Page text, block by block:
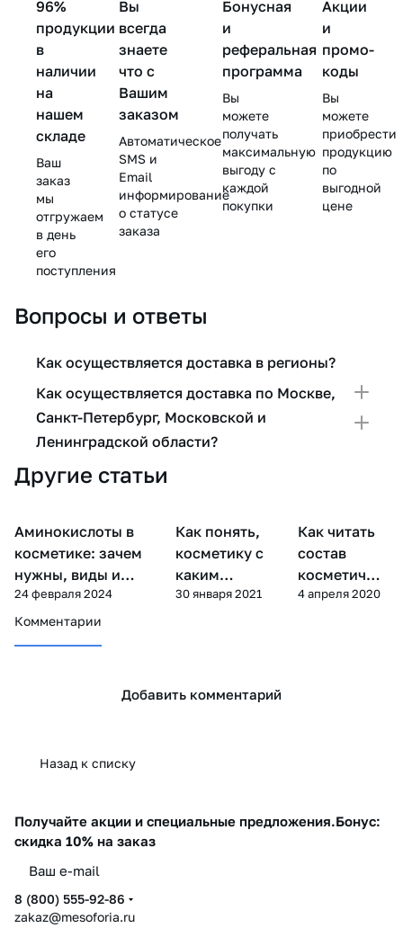
мл
Masks,
- 25 гр
Masks,
- 25
гр
96%
продукции
в
наличии
на
нашем
складе
Ваш
заказ
мы
отгружаем
в день
его
поступления
Вы
всегда
знаете
что с
Вашим
заказом
Автоматическое
SMS и
Email
информирование
о статусе
заказа
Бонусная
и
реферальная
программа
Вы
можете
получать
максимальную
выгоду с
каждой
покупки
Акции
и
промо-
коды
Вы
можете
приобрести
продукцию
по
выгодной
цене
Вопросы и ответы
Как осуществляется доставка в регионы?
Как осуществляется доставка по Москве,
Санкт-Петербург, Московской и
Ленинградской области?
Другие статьи
Компоненты косметики
Аминокислоты в
косметике: зачем
нужны, виды и
применение по типу
кожи
24 февраля 2024
Уход за лицом
Как понять,
косметику с
каким
витамином
30 января 2021
Уход за
лицом
Как читать
состав
косметичес
ких
4 апреля 2020
Комментарии
Добавить комментарий
Назад к списку
Получайте акции и специальные предложения.Бонус:
скидка 10% на заказ
8 (800) 555-92-86
zakaz@mesoforia.ru